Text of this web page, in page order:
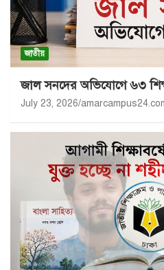
জাতীয়
জাল সনদের অভিযোগে ৬৩
July 23, 2026